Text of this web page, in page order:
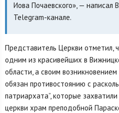
Иова Почаевского», — написал
Telegram-канале.
Представитель Церкви отметил,
одним из красивейших в
области, а своим
обязан противостоянию с
патриархата”, которые
церкви храм преподобной